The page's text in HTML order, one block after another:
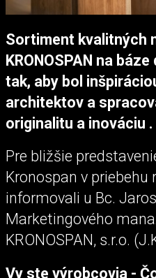
Sortiment kvalitných
KRONOSPAN na
tak, aby bol
architektov a
originalitu a inováciu .
Pre bližšie
Kronospan v
informovali u Bc.
Marketingového
KRONOSPAN, s.r.o.
Vy ste výrobcovia -